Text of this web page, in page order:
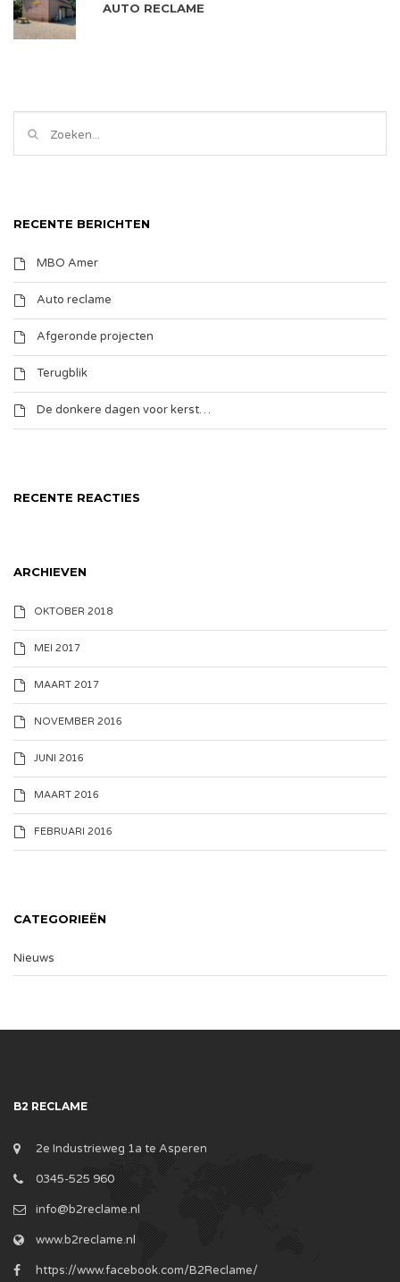
AUTO RECLAME
RECENTE BERICHTEN
MBO Amer
Auto reclame
Afgeronde projecten
Terugblik
De donkere dagen voor kerst…
RECENTE REACTIES
ARCHIEVEN
OKTOBER 2018
MEI 2017
MAART 2017
NOVEMBER 2016
JUNI 2016
MAART 2016
FEBRUARI 2016
CATEGORIEËN
Nieuws
B2 RECLAME
2e Industrieweg 1a te Asperen
0345-525 960
info@b2reclame.nl
www.b2reclame.nl
https://www.facebook.com/B2Reclame/